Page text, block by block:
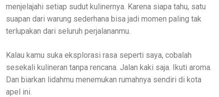
menjelajahi setiap sudut kulinernya. Karena siapa tahu, satu
suapan dari warung sederhana bisa jadi momen paling tak
terlupakan dari seluruh perjalananmu.
Kalau kamu suka eksplorasi rasa seperti saya, cobalah
sesekali kulineran tanpa rencana. Jalan kaki saja. Ikuti aroma.
Dan biarkan lidahmu menemukan rumahnya sendiri di kota
apel ini.